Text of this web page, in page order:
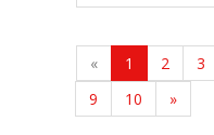
« 1 2 3
9
10 »